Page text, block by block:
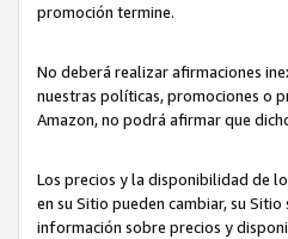
promoción termine.
No deberá realizar afirmaciones
nuestras políticas, promociones o
Amazon, no podrá afirmar que
Los precios y la disponibilidad de
en su Sitio pueden cambiar, su
información sobre precios y